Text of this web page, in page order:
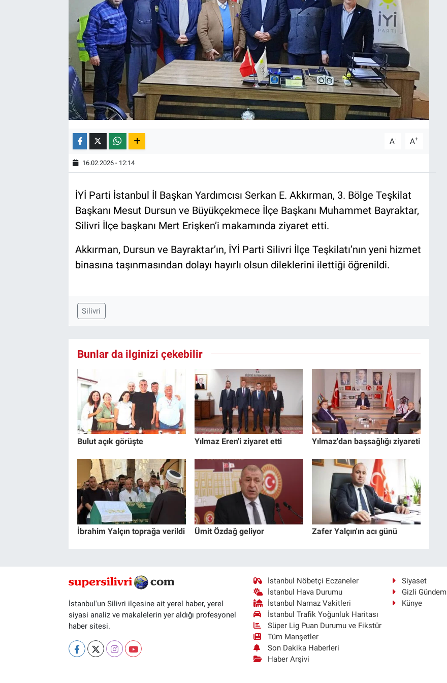
A- A+
16.02.2026 - 12:14
İYİ Parti İstanbul İl Başkan Yardımcısı Serkan E. Akkırman, 3. Bölge Teşkilat
Başkanı Mesut Dursun ve Büyükçekmece İlçe Başkanı Muhammet Bayraktar,
Silivri İlçe başkanı Mert Erişken’i makamında ziyaret etti.
Akkırman, Dursun ve Bayraktar’ın, İYİ Parti Silivri İlçe Teşkilatı’nın yeni hizmet
binasına taşınmasından dolayı hayırlı olsun dileklerini ilettiği öğrenildi.
Silivri
Bunlar da ilginizi çekebilir
Bulut açık görüşte Yılmaz Eren'i ziyaret etti Yılmaz'dan başsağlığı ziyareti
İbrahim Yalçın toprağa verildi Ümit Özdağ geliyor Zafer Yalçın'ın acı günü
İstanbul'un Silivri ilçesine ait yerel haber, yerel
siyasi analiz ve makalelerin yer aldığı profesyonel
haber sitesi.
İstanbul Nöbetçi Eczaneler
İstanbul Hava Durumu
İstanbul Namaz Vakitleri
İstanbul Trafik Yoğunluk Haritası
Süper Lig Puan Durumu ve Fikstür
Tüm Manşetler
Son Dakika Haberleri
Haber Arşivi
Siyaset
Gizli Gündem
Künye